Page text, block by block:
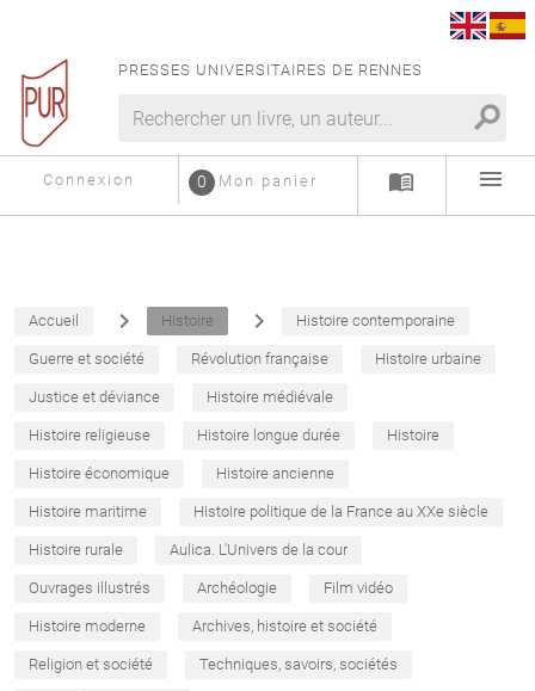
PRESSES UNIVERSITAIRES DE RENNES
search
Connexion Mon panier
0 menu_book menu
Accueil navigate_next Histoire navigate_next Histoire contemporaine
Guerre et société Révolution française Histoire urbaine
Justice et déviance Histoire médiévale
Histoire religieuse Histoire longue durée Histoire
Histoire économique Histoire ancienne
Histoire maritime Histoire politique de la France au XXe siècle
Histoire rurale Aulica. L'Univers de la cour
Ouvrages illustrés Archéologie Film vidéo
Histoire moderne Archives, histoire et société
Religion et société Techniques, savoirs, sociétés